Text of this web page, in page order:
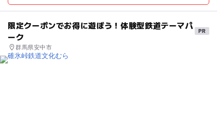
限定クーポンでお得に遊ぼう！体験型鉄道テーマパ
ーク
群馬県安中市